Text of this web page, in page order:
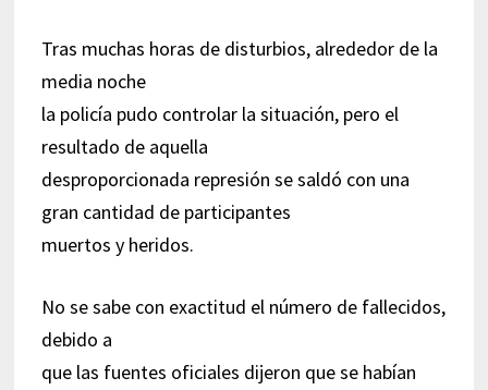
Tras muchas horas de disturbios, alrededor de la
media noche
la policía pudo controlar la situación, pero el
resultado de aquella
desproporcionada represión se saldó con una
gran cantidad de participantes
muertos y heridos.
No se sabe con exactitud el número de fallecidos,
debido a
que las fuentes oficiales dijeron que se habían